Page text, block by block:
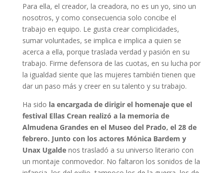
Para ella, el creador, la creadora, no es un yo, sino un
nosotros, y como consecuencia solo concibe el
trabajo en equipo. Le gusta crear complicidades,
sumar voluntades, se implica e implica a quien se
acerca a ella, porque traslada verdad y pasión en su
trabajo. Firme defensora de las cuotas, en su lucha por
la igualdad siente que las mujeres también tienen que
dar un paso más y creer en su talento y su trabajo.
Ha sido la encargada de dirigir el homenaje que el
festival Ellas Crean realizó a la memoria de
Almudena Grandes en el Museo del Prado, el 28 de
febrero. Junto con los actores Mónica Bardem y
Unax Ugaldenos trasladó a su universo literario con
un montaje conmovedor. No faltaron los sonidos de la